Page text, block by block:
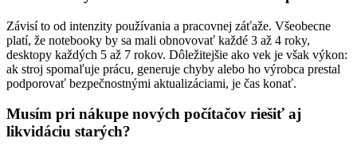
Závisí to od intenzity používania a pracovnej záťaže. Všeobecne
platí, že notebooky by sa mali obnovovať každé 3 až 4 roky,
desktopy každých 5 až 7 rokov. Dôležitejšie ako vek je však výkon:
ak stroj spomaľuje prácu, generuje chyby alebo ho výrobca prestal
podporovať bezpečnostnými aktualizáciami, je čas konať.
Musím pri nákupe nových počítačov riešiť aj
likvidáciu starých?